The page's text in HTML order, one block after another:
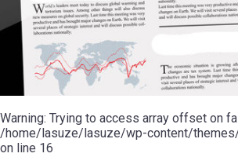
20ÈME
SIÈCLE
RÉUNIONS
DU
CONSEIL
MUNICIPAL
ARRÊTÉS
DÉCISIONS
MAIRE
MOT
DE
LA
MINORITÉ
LES
ÉCOLES
COLLÈGE
ESPACE
JEUNES
11
18
:
ASSOCIATION
ENVIRONNEMENT
L'EAU
L'ASSAINISSEMENT
RÉSIDENCE
AUTONOMIE
LE
CCAS
LA
POLICE
MUSIQUE
L'ÉCOLE
COMMUNAUTAIRE
DANSE
PISCINE
ASSOCIATIONS
VOIE
VERTE
VISITES
DÉCOUVERTES
LES
RANDONNÉES
LE
POUR
CAMPING-
CARS
TENTES
Warning: Trying to access array offset on
/home/lasuze/lasuze/wp-content/
on line 16